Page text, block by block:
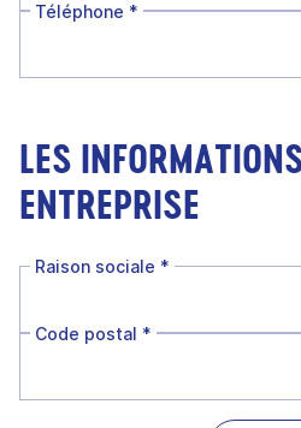
Téléphone *
LES
ENTREPRISE
Raison sociale *
Code postal *